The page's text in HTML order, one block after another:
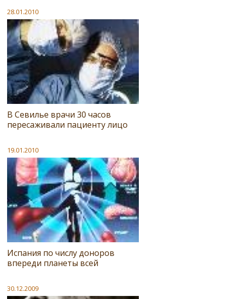
28.01.2010
В Севилье врачи 30 часов
пересаживали пациенту лицо
19.01.2010
Испания по числу доноров
впереди планеты всей
30.12.2009